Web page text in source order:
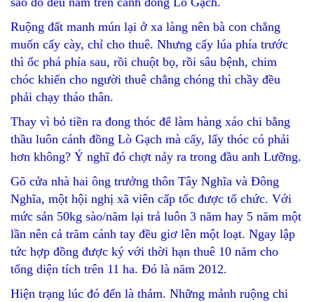
Ruộng đất manh mún lại ở xa làng nên bà con chẳng
muốn cấy cày, chỉ cho thuê. Nhưng cấy lúa phía trước
thì ốc phá phía sau, rồi chuột bọ, rồi sâu bệnh, chim
chóc khiến cho người thuê chẳng chóng thì chầy đều
phải chạy tháo thân.
Thay vì bỏ tiền ra đong thóc để làm hàng xáo chi bằng
thầu luôn cánh đồng Lò Gạch mà cấy, lấy thóc có phải
hơn không? Ý nghĩ đó chợt nảy ra trong đầu anh Lưỡng.
Gõ cửa nhà hai ông trưởng thôn Tây Nghĩa và Đông
Nghĩa, một hội nghị xã viên cấp tốc được tổ chức. Với
mức sản 50kg sào/năm lại trả luôn 3 năm hay 5 năm một
lần nên cả trăm cánh tay đều giơ lên một loạt. Ngay lập
tức hợp đồng được ký với thời hạn thuê 10 năm cho
tổng diện tích trên 11 ha. Đó là năm 2012.
Hiện trạng lúc đó đến là thảm. Những mảnh ruộng chi